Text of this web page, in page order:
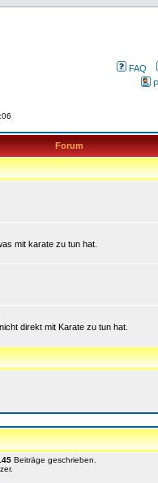
FAQ
Forum
mit karate zu tun hat.
direkt mit Karate zu tun hat.
Beiträge geschrieben.